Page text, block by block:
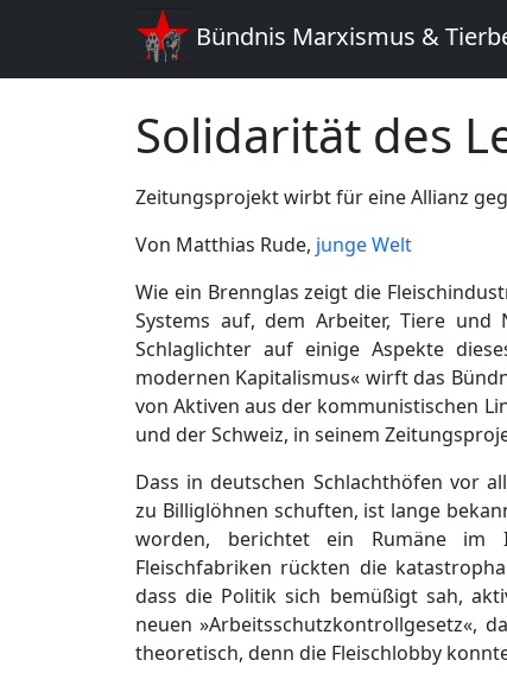
Bündnis Marxismus &
Solidarität des
Zeitungsprojekt wirbt für eine Allianz
Von Matthias Rude, junge Welt
Wie ein Brennglas zeigt die
Systems auf, dem Arbeiter, Tiere
Schlaglichter auf einige Aspekte
modernen Kapitalismus« wirft das
von Aktiven aus der kommunistischen
und der Schweiz, in seinem
Dass in deutschen Schlachthöfen vor
zu Billiglöhnen schuften, ist lange
worden, berichtet ein Rumäne im
Fleischfabriken rückten die
dass die Politik sich bemüßigt sah,
neuen »Arbeitsschutzkontrollgesetz«,
theoretisch, denn die Fleischlobby